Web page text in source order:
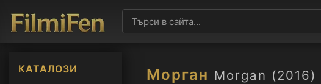
КАТАЛОЗИ Морган Morgan (2016)